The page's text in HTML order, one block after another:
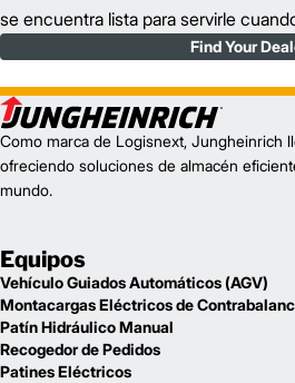
se encuentra lista para servirle
Find Your
Como marca de Logisnext, Jungheinrich
ofreciendo soluciones de almacén
mundo.
Equipos
Vehículo Guiados Automáticos (AGV)
Montacargas Eléctricos de
Patín Hidráulico Manual
Recogedor de Pedidos
Patines Eléctricos